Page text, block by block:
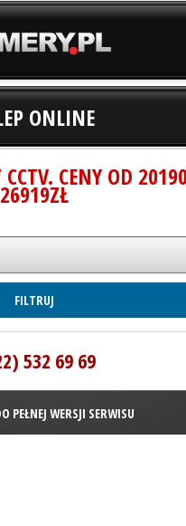
ONLINE
CENY OD
26919ZŁ
532 69 69
PEŁNEJ WERSJI SERWISU